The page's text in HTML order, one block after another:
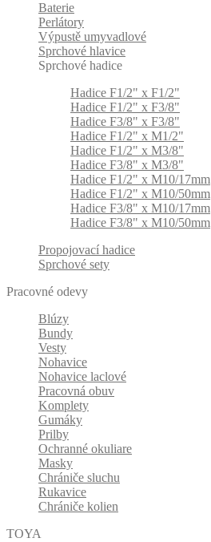
Baterie
Perlátory
Výpustě umyvadlové
Sprchové hlavice
Sprchové hadice
Hadice F1/2" x F1/2"
Hadice F1/2" x F3/8"
Hadice F3/8" x F3/8"
Hadice F1/2" x M1/2"
Hadice F1/2" x M3/8"
Hadice F3/8" x M3/8"
Hadice F1/2" x M10/17mm
Hadice F1/2" x M10/50mm
Hadice F3/8" x M10/17mm
Hadice F3/8" x M10/50mm
Propojovací hadice
Sprchové sety
Pracovné odevy
Blúzy
Bundy
Vesty
Nohavice
Nohavice laclové
Pracovná obuv
Komplety
Gumáky
Prilby
Ochranné okuliare
Masky
Chrániče sluchu
Rukavice
Chrániče kolien
TOYA